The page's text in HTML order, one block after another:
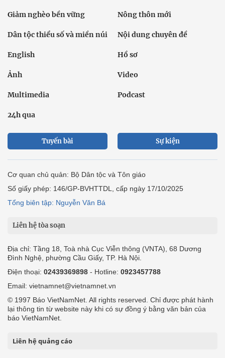
Giảm nghèo bền vững Nông thôn mới
Dân tộc thiểu số và miền núi Nội dung chuyên đề
English Hồ sơ
Ảnh Video
Multimedia Podcast
24h qua
Tuyến bài Sự kiện
Cơ quan chủ quản: Bộ Dân tộc và Tôn giáo
Số giấy phép: 146/GP-BVHTTDL, cấp ngày 17/10/2025
Tổng biên tập: Nguyễn Văn Bá
Liên hệ tòa soạn
Địa chỉ: Tầng 18, Toà nhà Cục Viễn thông (VNTA), 68 Dương
Đình Nghệ, phường Cầu Giấy, TP. Hà Nội.
Điện thoại: 02439369898 - Hotline: 0923457788
Email: vietnamnet@vietnamnet.vn
© 1997 Báo VietNamNet. All rights reserved. Chỉ được phát hành
lại thông tin từ website này khi có sự đồng ý bằng văn bản của
báo VietNamNet.
Liên hệ quảng cáo